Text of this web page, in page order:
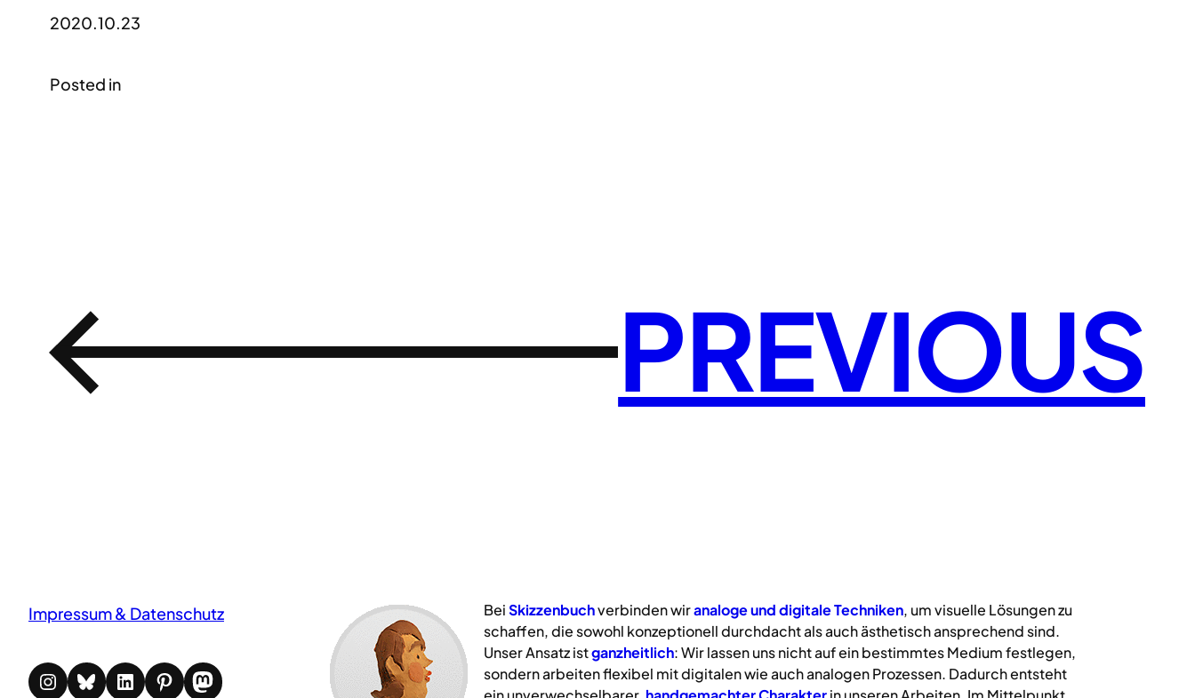
2020.10.23
Posted in
← PREVIOUS
Impressum & Datenschutz
Instagram Bluesky LinkedIn Pinterest Mastodon
BeiSkizzenbuchverbinden wiranalogeunddigitaleTechniken, um visuelle Lösungen zu
schaffen, die sowohl konzeptionell durchdacht als auch ästhetisch ansprechend sind.
Unser Ansatz istganzheitlich: Wir lassen uns nicht auf ein bestimmtes Medium festlegen,
sondern arbeiten flexibel mit digitalen wie auch analogen Prozessen. Dadurch entsteht